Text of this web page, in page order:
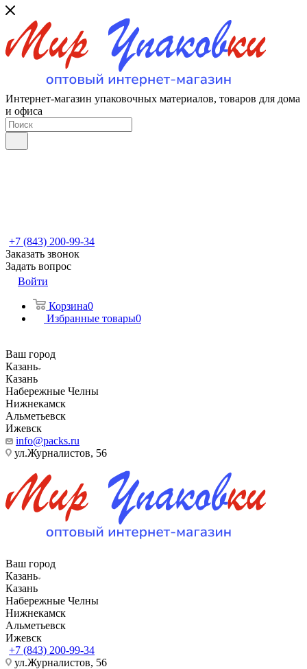
Интернет-магазин упаковочных материалов, товаров для дома
и офиса
+7 (843) 200-99-34
Заказать звонок
Задать вопрос
Войти
Корзина0
Избранные товары0
Ваш город
Казань
Казань
Набережные Челны
Нижнекамск
Альметьевск
Ижевск
info@packs.ru
ул.Журналистов, 56
Ваш город
Казань
Казань
Набережные Челны
Нижнекамск
Альметьевск
Ижевск
+7 (843) 200-99-34
ул.Журналистов, 56